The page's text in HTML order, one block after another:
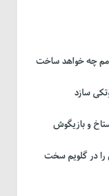
چه خواهد ساخت
سازد
و بازیگوش
در گلویم سخت